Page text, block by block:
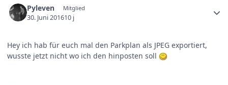
Pyleven Mitglied
30. Juni 201610 j
Hey ich hab für euch mal den Parkplan als JPEG exportiert,
wusste jetzt nicht wo ich den hinposten soll